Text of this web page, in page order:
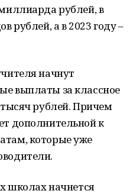
рублей, в
рублей, а в 2023 году –
начнут
выплаты за классное
тысяч рублей. Причем
дополнительной к
которые уже
школах начнется